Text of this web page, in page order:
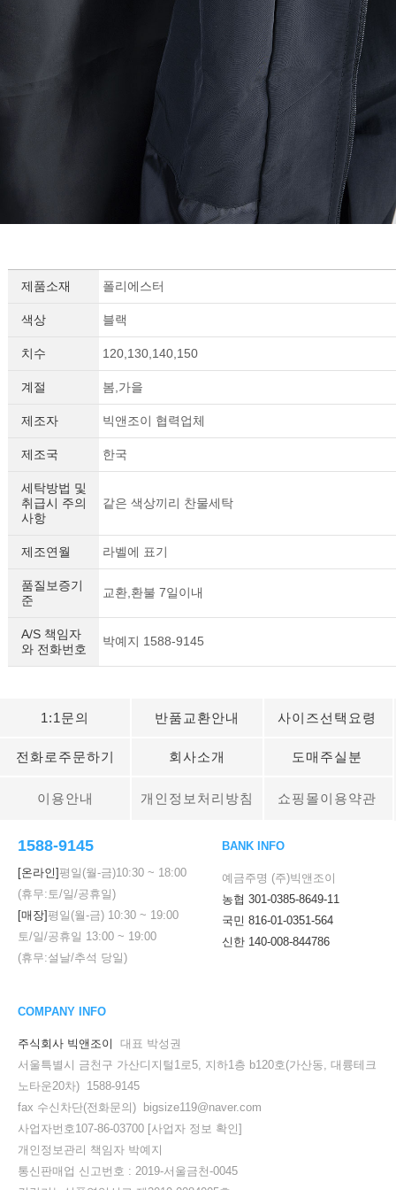
제품소재 폴리에스터
색상 블랙
치수 120,130,140,150
계절 봄,가을
제조자 빅앤조이 협력업체
제조국 한국
세탁방법 및
취급시 주의
사항
같은 색상끼리 찬물세탁
제조연월 라벨에 표기
품질보증기
준
교환,환불 7일이내
A/S 책임자
와 전화번호
박예지 1588-9145
1:1문의 반품교환안내 사이즈선택요령
전화로주문하기 회사소개 도매주실분
이용안내 개인정보처리방침 쇼핑몰이용약관
1588-9145
[온라인]평일(월-금)10:30 ~ 18:00
(휴무:토/일/공휴일)
[매장]평일(월-금) 10:30 ~ 19:00
토/일/공휴일 13:00 ~ 19:00
(휴무:설날/추석 당일)
BANK INFO
예금주명 (주)빅앤조이
농협 301-0385-8649-11
국민 816-01-0351-564
신한 140-008-844786
COMPANY INFO
주식회사 빅앤조이
대표 박성권
서울특별시 금천구 가산디지털1로5, 지하1층 b120호(가산동, 대륭테크
노타운20차) 1588-9145
fax 수신차단(전화문의) bigsize119@naver.com
사업자번호107-86-03700 [사업자 정보 확인]
개인정보관리 책임자 박예지
통신판매업 신고번호 : 2019-서울금천-0045